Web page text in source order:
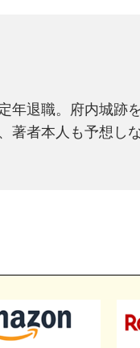
年退職。府内城跡
著者本人も予想し